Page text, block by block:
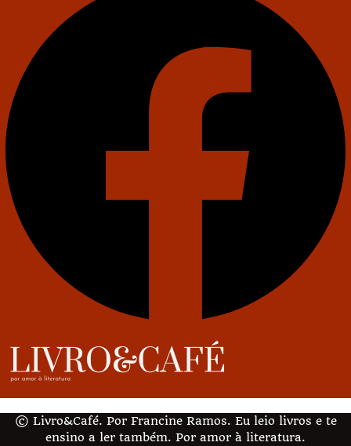
© Livro&Café. Por Francine Ramos. Eu leio livros e te
ensino a ler também. Por amor à literatura.